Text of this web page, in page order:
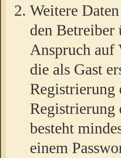
Weitere
den
Anspruch
die als Gast
Registrierung
Registrierung
besteht
einem